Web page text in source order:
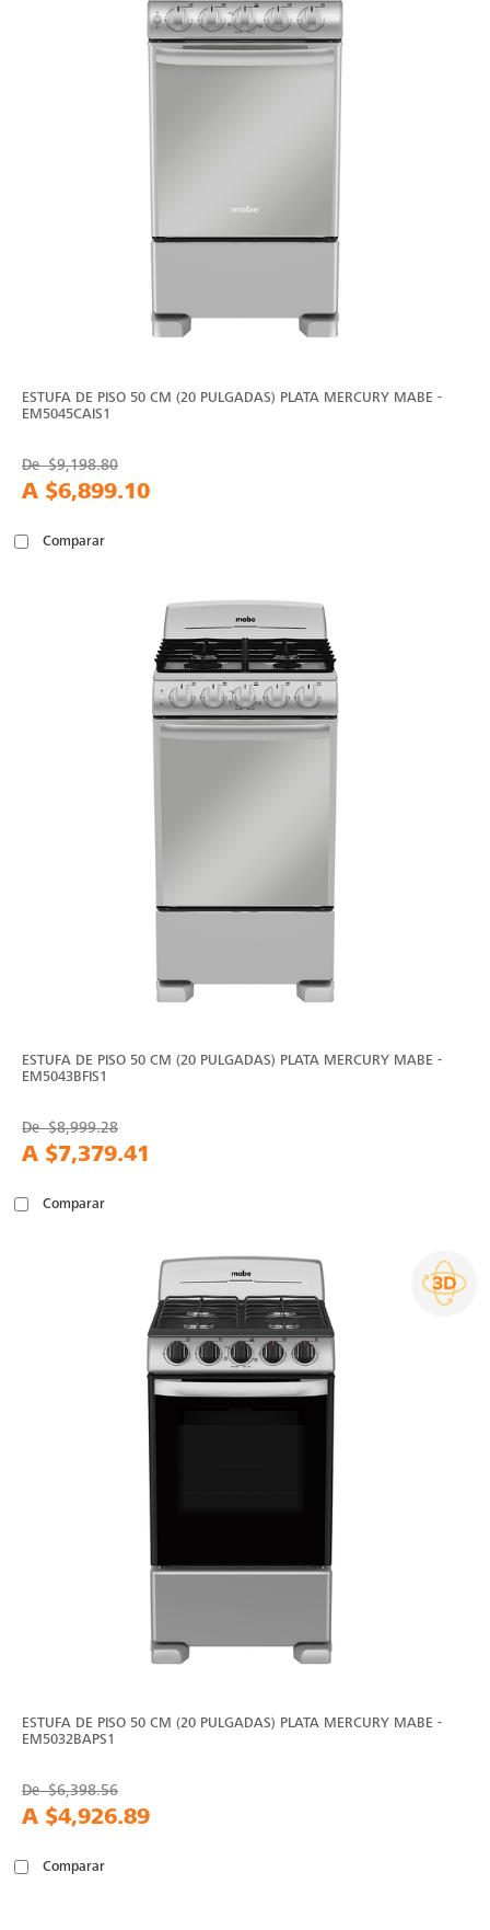
ESTUFA DE PISO 50 CM (20 PULGADAS) PLATA MERCURY MABE -
EM5045CAIS1
De$9,198.80
A $6,899.10
Comparar
ESTUFA DE PISO 50 CM (20 PULGADAS) PLATA MERCURY MABE -
EM5043BFIS1
De$8,999.28
A $7,379.41
Comparar
ESTUFA DE PISO 50 CM (20 PULGADAS) PLATA MERCURY MABE -
EM5032BAPS1
De$6,398.56
A $4,926.89
Comparar